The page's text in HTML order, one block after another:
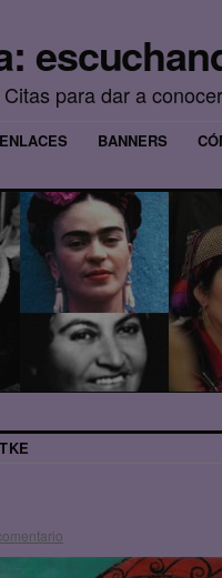
Citas para dar a
BANNERS